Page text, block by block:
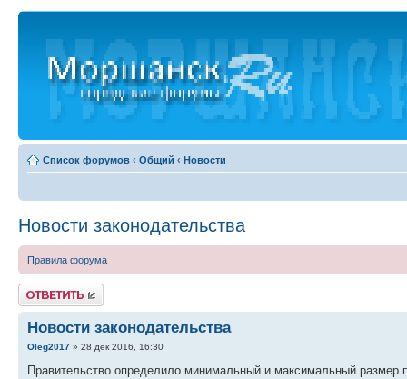
Список форумов ‹ Общий ‹ Новости
Новости законодательства
Правила форума
Ответить
Новости законодательства
Oleg2017 » 28 дек 2016, 16:30
Правительство определило минимальный и максимальный размер